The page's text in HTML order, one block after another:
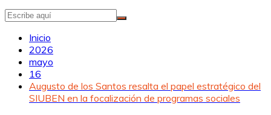
Inicio
2026
mayo
16
Augusto de los Santos resalta el papel estratégico del
SIUBEN en la focalización de programas sociales